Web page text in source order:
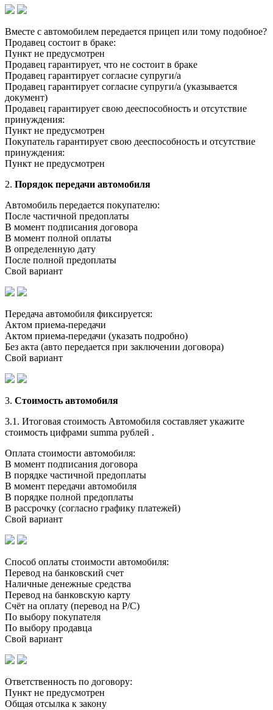
Вместе с автомобилем передается прицеп или тому подобное?
Продавец состоит в браке:
Пункт не предусмотрен
Продавец гарантирует, что не состоит в браке
Продавец гарантирует согласие супруги/а
Продавец гарантирует согласие супруги/а (указывается
документ)
Продавец гарантирует свою дееспособность и отсутствие
принуждения:
Пункт не предусмотрен
Покупатель гарантирует свою дееспособность и отсутствие
принуждения:
Пункт не предусмотрен
2. Порядок передачи автомобиля
Автомобиль передается покупателю:
После частичной предоплаты
В момент подписания договора
В момент полной оплаты
В определенную дату
После полной предоплаты
Свой вариант
Передача автомобиля фиксируется:
Актом приема-передачи
Актом приема-передачи (указать подробно)
Без акта (авто передается при заключении договора)
Свой вариант
3. Стоимость автомобиля
3.1. Итоговая стоимость Автомобиля составляет укажите
стоимость цифрами summa рублей .
Оплата стоимости автомобиля:
В момент подписания договора
В порядке частичной предоплаты
В момент передачи автомобиля
В порядке полной предоплаты
В рассрочку (согласно графику платежей)
Свой вариант
Способ оплаты стоимости автомобиля:
Перевод на банковский счет
Наличные денежные средства
Перевод на банковскую карту
Счёт на оплату (перевод на Р/С)
По выбору покупателя
По выбору продавца
Свой вариант
Ответственность по договору:
Пункт не предусмотрен
Общая отсылка к закону